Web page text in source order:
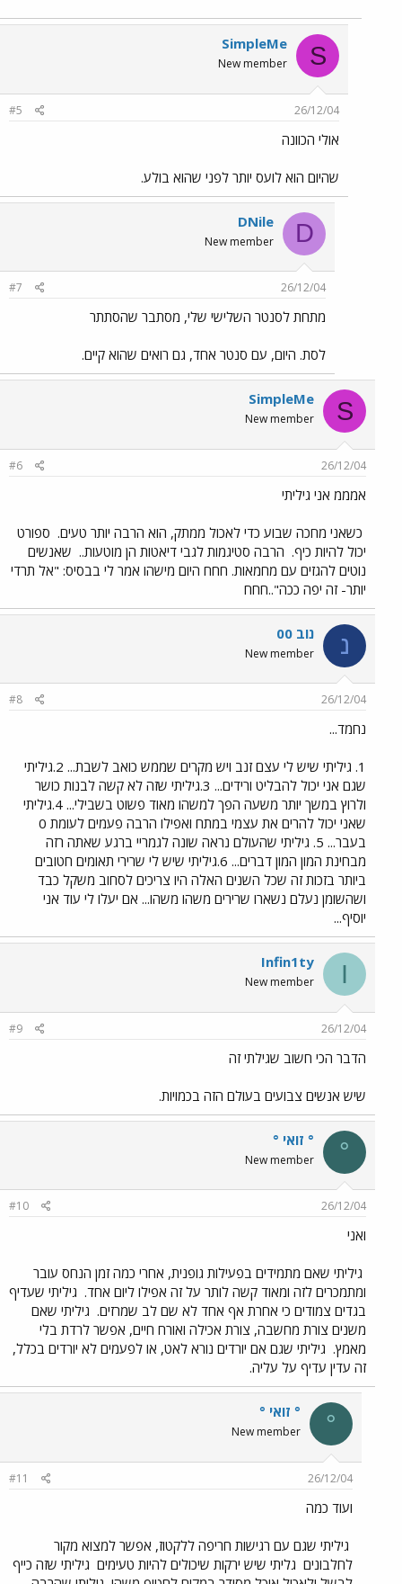
S
SimpleMe
New member
26/12/04
#5
אולי הכוונה
שהיום הוא לועס יותר לפני שהוא בולע.
D
DNile
New member
26/12/04
#7
מתחת לסנטר השלישי שלי, מסתבר שהסתתר
לסת. היום, עם סנטר אחד, גם רואים שהוא קיים.
S
SimpleMe
New member
26/12/04
#6
אמממ אני גיליתי
כשאני מחכה שבוע כדי לאכול ממתק, הוא הרבה יותר טעים. ספורט
יכול להיות כיף. הרבה סטיגמות לגבי דיאטות הן מוטעות.. שאנשים
נוטים להגזים עם מחמאות. חחח היום מישהו אמר לי בבסיס: "אל תרדי
יותר- זה יפה ככה"..חחח
נ נוב 00
New member
26/12/04
#8
נחמד...
1. גיליתי שיש לי עצם זנב ויש מקרים שממש כואב לשבת... 2.גיליתי
שגם אני יכול להבליט ורידים... 3.גיליתי שזה לא קשה לבנות כושר
ולרוץ במשך יותר משעה הפך למשהו מאוד פשוט בשבילי... 4.גיליתי
שאני יכול להרים את עצמי במתח ואפילו הרבה פעמים לעומת 0
בעבר... 5. גיליתי שהעולם נראה שונה לגמריי ברגע שאתה רזה
מבחינת המון המון דברים... 6.גיליתי שיש לי שרירי תאומים חטובים
ביותר בזכות זה שכל השנים האלה היו צריכים לסחוב משקל כבד
ושהשומן נעלם נשארו שרירים משהו משהו... אם יעלו לי עוד אני
יוסיף...
I
Infin1ty
New member
26/12/04
#9
הדבר הכי חשוב שגילתי זה
שיש אנשים צבועים בעולם הזה בכמויות.
° ° זואי °
New member
26/12/04
#10
ואני
גיליתי שאם מתמידים בפעילות גופנית, אחרי כמה זמן הנחס עובר
ומתמכרים לזה ומאוד קשה לותר על זה אפילו ליום אחד. גיליתי שעדיף
בגדים צמודים כי אחרת אף אחד לא שם לב שמרזים. גיליתי שאם
משנים צורת מחשבה, צורת אכילה ואורח חיים, אפשר לרדת בלי
מאמץ. גיליתי שגם אם יורדים נורא לאט, או לפעמים לא יורדים בכלל,
זה עדין עדיף על עליה.
° ° זואי °
New member
26/12/04
#11
ועוד כמה
גיליתי שגם עם רגישות חריפה ללקטוז, אפשר למצוא מקור
לחלבונים גליתי שיש ירקות שיכולים להיות טעימים גיליתי שזה כייף